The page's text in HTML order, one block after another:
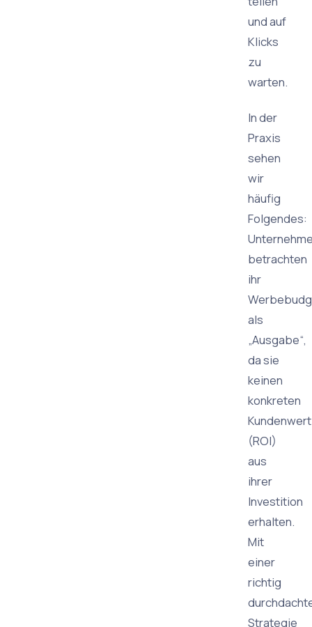
und auf
Klicks
zu
warten.
In der
Praxis
sehen
wir
häufig
Folgendes:
betrachten
ihr
als
„Ausgabe“,
da sie
keinen
konkreten
Kundenwert
(ROI)
aus
ihrer
Investition
erhalten.
Mit
einer
richtig
Strategie